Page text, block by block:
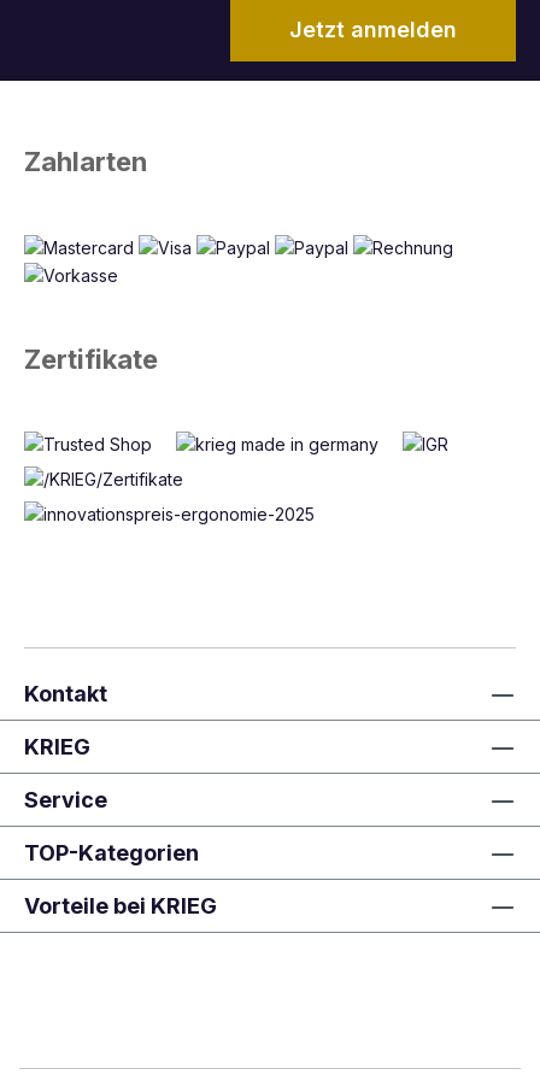
Jetzt anmelden
Zahlarten
Zertifikate
Kontakt
KRIEG
Service
TOP-Kategorien
Vorteile bei KRIEG